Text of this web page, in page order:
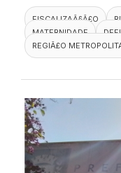
FISCALIZAÃ§Ã£O
MATERNIDADE
REGIÃ£O